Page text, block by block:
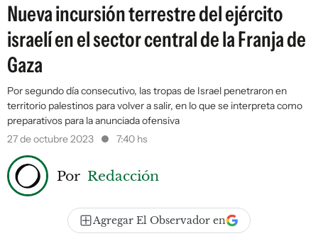
Nueva incursión terrestre del ejército
israelí en el sector central de la Franja de
Gaza
Por segundo día consecutivo, las tropas de Israel penetraron en
territorio palestinos para volver a salir, en lo que se interpreta como
preparativos para la anunciada ofensiva
27 de octubre 2023
7:40 hs
Por Redacción
Agregar El Observador en